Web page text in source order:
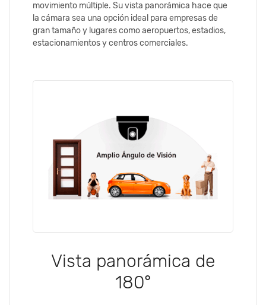
movimiento múltiple. Su vista panorámica hace que
la cámara sea una opción ideal para empresas de
gran tamaño y lugares como aeropuertos, estadios,
estacionamientos y centros comerciales.
Vista panorámica de
180°